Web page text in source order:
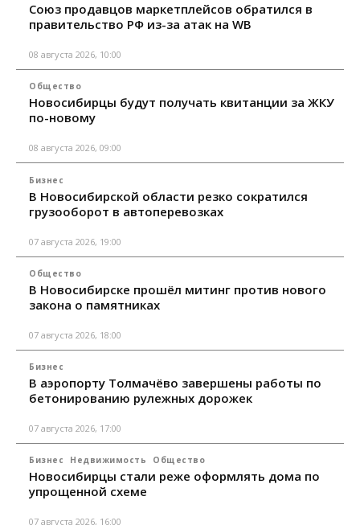
Союз продавцов маркетплейсов обратился в
правительство РФ из-за атак на WB
08 августа 2026, 10:00
Общество
Новосибирцы будут получать квитанции за ЖКУ
по-новому
08 августа 2026, 09:00
Бизнес
В Новосибирской области резко сократился
грузооборот в автоперевозках
07 августа 2026, 19:00
Общество
В Новосибирске прошёл митинг против нового
закона о памятниках
07 августа 2026, 18:00
Бизнес
В аэропорту Толмачёво завершены работы по
бетонированию рулежных дорожек
07 августа 2026, 17:00
Бизнес Недвижимость Общество
Новосибирцы стали реже оформлять дома по
упрощенной схеме
07 августа 2026, 16:00